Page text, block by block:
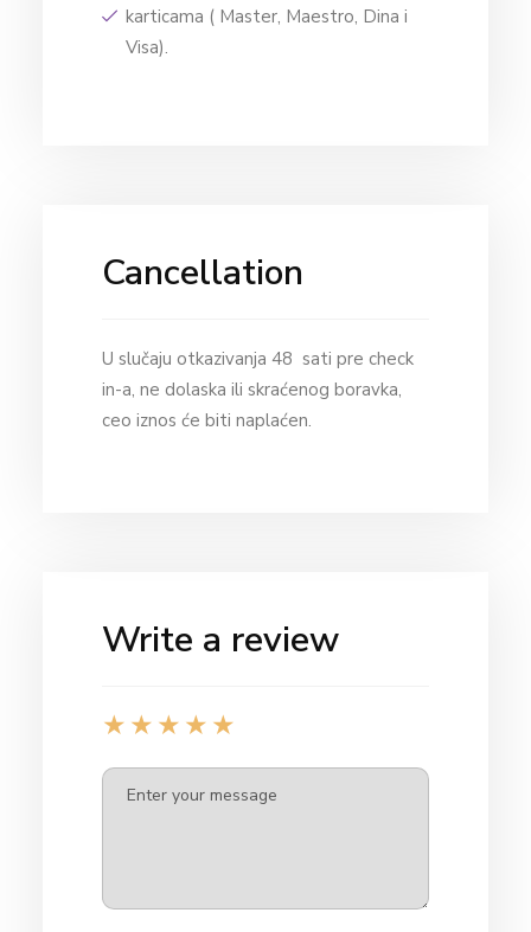
karticama ( Master, Maestro, Dina i
Visa).
Cancellation
U slučaju otkazivanja 48 sati pre check
in-a, ne dolaska ili skraćenog boravka,
ceo iznos će biti naplaćen.
Write a review